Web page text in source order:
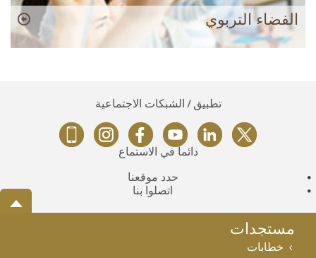
الفضاء التربوي
تطبيق / الشبكات الاجتماعية
دائماً في الاستماع
حدد موقعنا
اتصلوا بنا
مستجدات
خطابات